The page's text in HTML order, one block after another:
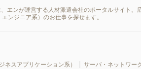
エンが運営する人材派遣会社のポータルサイト
ンジニア系）のお仕事を探せます。
ネスアプリケーション系） サーバ・ネットワー